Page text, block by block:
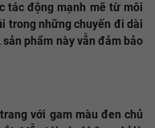
tác động mạnh mẽ từ môi
trong những chuyến đi dài
phẩm này vẫn đảm bảo
với gam màu đen chủ